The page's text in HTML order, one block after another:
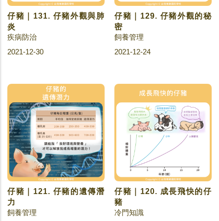
仔豬｜131. 仔豬外觀與肺
炎
疾病防治
2021-12-30
仔豬｜129. 仔豬外觀的秘
密
飼養管理
2021-12-24
仔豬｜121. 仔豬的遺傳潛
力
飼養管理
仔豬｜120. 成長飛快的仔
豬
冷門知識